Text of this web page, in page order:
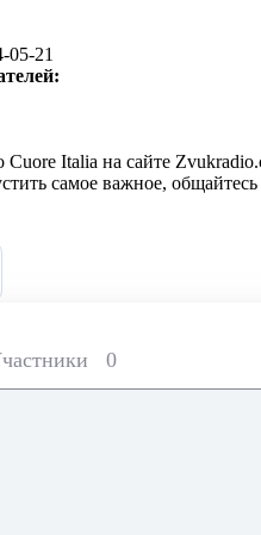
05-21
Italia на сайте
самое важное,
0